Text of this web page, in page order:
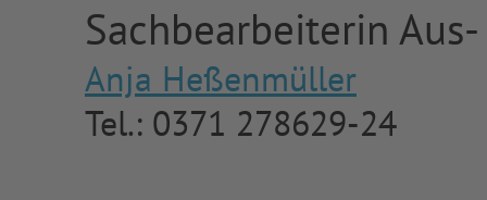
Sachbearbeiterin
Anja Heßenmüller
Tel.: 0371 278629-24